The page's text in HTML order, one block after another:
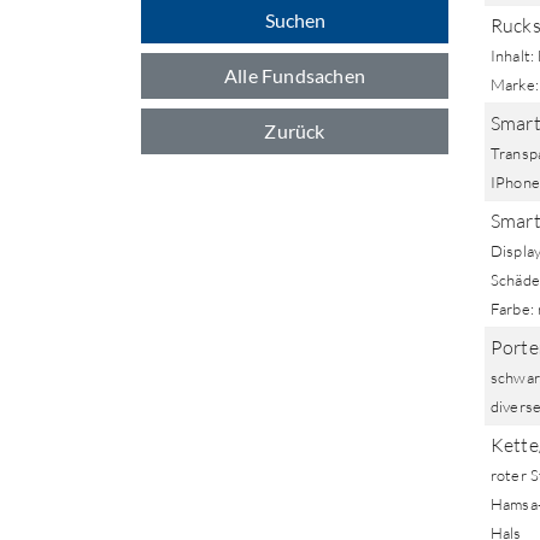
Suchen
Alle Fundsachen
Zurück
Inhalt:
Farbe:
roter
Hals